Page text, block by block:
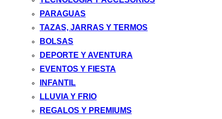
PARAGUAS
TAZAS, JARRAS Y TERMOS
BOLSAS
DEPORTE Y AVENTURA
EVENTOS Y FIESTA
INFANTIL
LLUVIA Y FRIO
REGALOS Y PREMIUMS